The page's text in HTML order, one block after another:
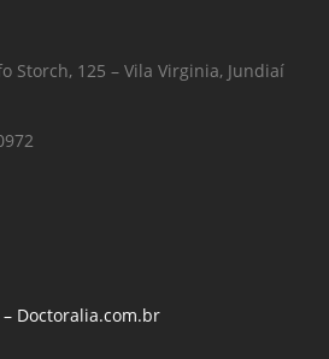
Storch, 125 – Vila Virginia, Jundiaí
Doctoralia.com.br